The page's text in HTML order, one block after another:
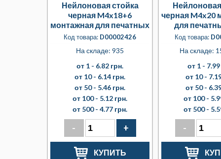
Нейлоновая стойка
черная M4x18+6
монтажная для печатных
плат
Код товара: D00002426
На складе: 935
от 1 - 6.82 грн.
от 10 - 6.14 грн.
от 50 - 5.46 грн.
от 100 - 5.12 грн.
от 500 - 4.77 грн.
- +
КУПИТЬ
черная M4x20
для
Код товара:
На складе:
от 1 -
от 10 -
от 50 -
от 100 -
от 500 -
-